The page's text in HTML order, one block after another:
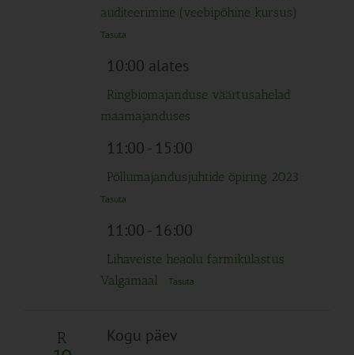
auditeerimine (veebipõhine kursus)
Tasuta
10:00 alates
Ringbiomajanduse väärtusahelad
maamajanduses
11:00- 15:00
Põllumajandusjuhtide õpiring 2023
Tasuta
11:00- 16:00
Lihaveiste heaolu farmikülastus
Valgamaal
Tasuta
R Kogu päev